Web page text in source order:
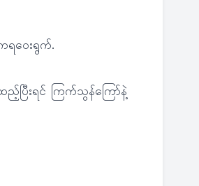
ရဝေးရွက်.
ပြီးရင် ကြက်သွန်ကြော်နဲ့